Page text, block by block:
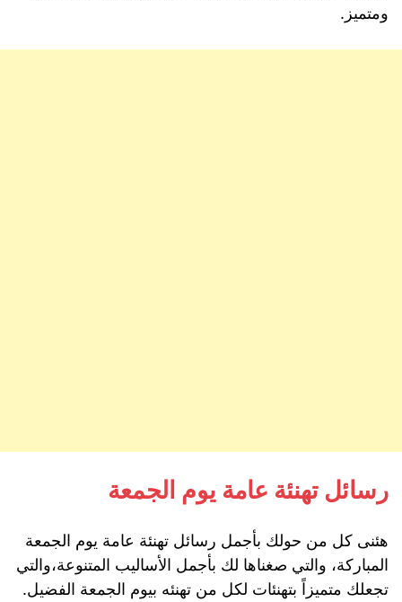
ومتميز.
رسائل تهنئة عامة يوم الجمعة
هئنى كل من حولك بأجمل رسائل تهنئة عامة يوم الجمعة
المباركة، والتي صغناها لك بأجمل الأساليب المتنوعة،والتي
تجعلك متميزاً بتهنئات لكل من تهنئه بيوم الجمعة الفضيل.